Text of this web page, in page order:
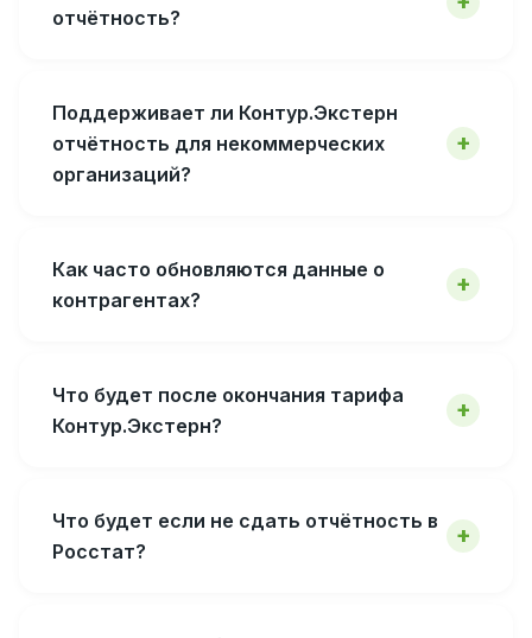
отчётность?
Поддерживает ли Контур.Экстерн
отчётность для некоммерческих
организаций?
Как часто обновляются данные о
контрагентах?
Что будет после окончания тарифа
Контур.Экстерн?
Что будет если не сдать отчётность в
Росстат?